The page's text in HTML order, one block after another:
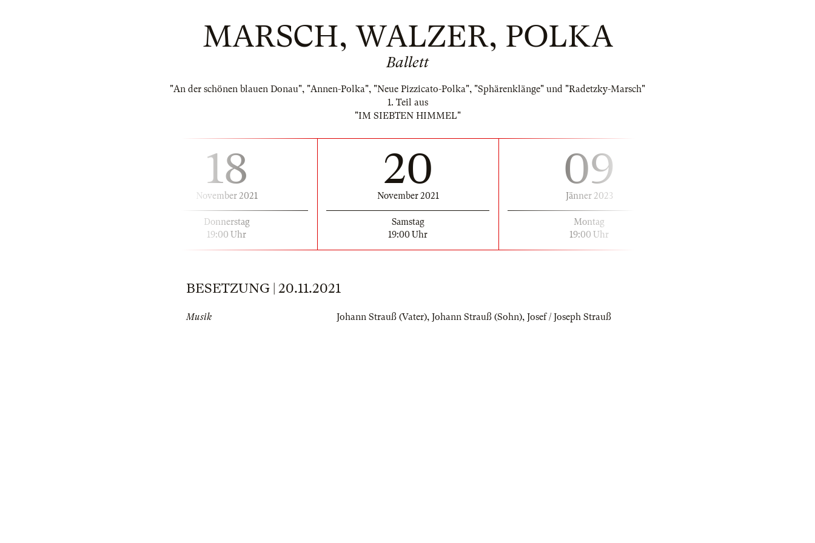
MARSCH, WALZER, POLKA
Ballett
"An der schönen blauen Donau", "Annen-Polka", "Neue Pizzicato-Polka", "Sphärenklänge" und "Radetzky-Marsch"
1. Teil aus
"IM SIEBTEN HIMMEL"
18
November 2021
Donnerstag
19:00 Uhr
20
November 2021
Samstag
19:00 Uhr
09
Jänner 2023
Montag
19:00 Uhr
BESETZUNG | 20.11.2021
Musik Johann Strauß (Vater), Johann Strauß (Sohn), Josef / Joseph Strauß